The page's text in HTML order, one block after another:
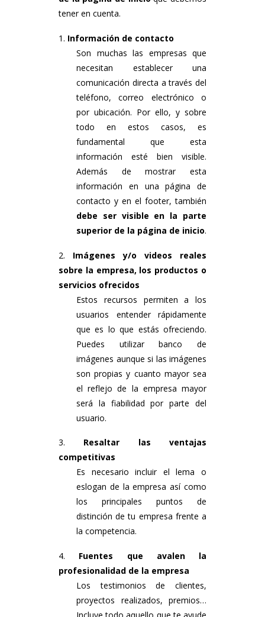
tener en cuenta.
Información de contacto
Son muchas las empresas que
necesitan establecer una
comunicación directa a través del
teléfono, correo electrónico o
por ubicación. Por ello, y sobre
todo en estos casos, es
fundamental que esta
información esté bien visible.
Además de mostrar esta
información en una página de
contacto y en el footer, también
debe ser visible en la parte
superior de la página de inicio.
Imágenes y/o videos reales
sobre la empresa, los productos o
servicios ofrecidos
Estos recursos permiten a los
usuarios entender rápidamente
que es lo que estás ofreciendo.
Puedes utilizar banco de
imágenes aunque si las imágenes
son propias y cuanto mayor sea
el reflejo de la empresa mayor
será la fiabilidad por parte del
usuario.
Resaltar las ventajas
competitivas
Es necesario incluir el lema o
eslogan de la empresa así como
los principales puntos de
distinción de tu empresa frente a
la competencia.
Fuentes que avalen la
profesionalidad de la empresa
Los testimonios de clientes,
proyectos realizados, premios…